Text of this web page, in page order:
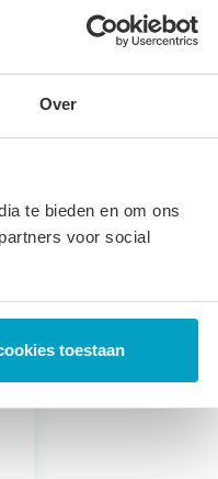
Over
te bieden en om ons
voor social
toestaan